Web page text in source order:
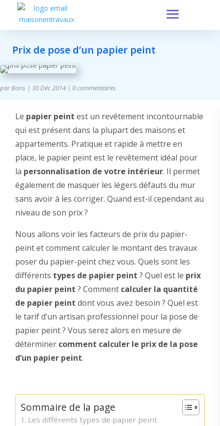
Prix de pose d’un papier peint
parBoris | 30 Déc 2014 | 0 commentaires
Le papier peint est un revêtement incontournable
qui est présent dans la plupart des maisons et
appartements. Pratique et rapide à mettre en
place, le papier peint est le revêtement idéal pour
la personnalisation de votre intérieur. Il permet
également de masquer les légers défauts du mur
sans avoir à les corriger. Quand est-il cependant au
niveau de son prix ?
Nous allons voir les facteurs de prix du papier-
peint et comment calculer le montant des travaux
poser du papier-peint chez vous. Quels sont les
différents types de papier peint ? Quel est le prix
du papier peint ? Comment calculer la quantité
de papier peint dont vous avez besoin ? Quel est
le tarif d’un artisan professionnel pour la pose de
papier peint ? Vous serez alors en mesure de
déterminer comment calculer le prix de la pose
d’un papier peint.
Sommaire de la page
Les différents types de papier peint